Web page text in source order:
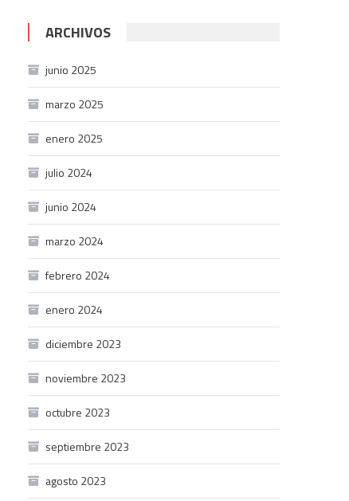
ARCHIVOS
junio 2025
marzo 2025
enero 2025
julio 2024
junio 2024
marzo 2024
febrero 2024
enero 2024
diciembre 2023
noviembre 2023
octubre 2023
septiembre 2023
agosto 2023